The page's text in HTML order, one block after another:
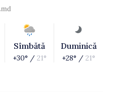
Sîmbătă
+30° / 21°
Duminică
+28° / 21°